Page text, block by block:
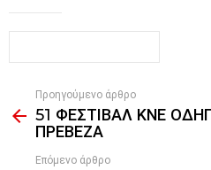
more
Προηγούμενο άρθρο
51 ΦΕΣΤΙΒΑΛ ΚΝΕ
ΠΡΕΒΕΖΑ
Επόμενο άρθρο